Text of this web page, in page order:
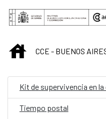
Saltar al contenido
INICIOCCE - BUENOS
Kit de supervivencia en
Tiempo postal